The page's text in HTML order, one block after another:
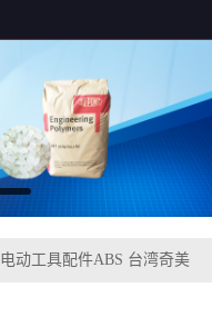
电动工具配件ABS 台湾奇美